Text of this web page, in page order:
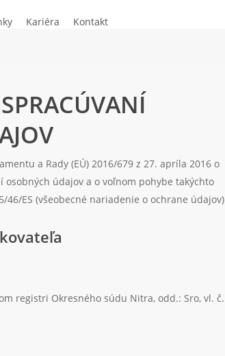
Kariéra Kontakt
a Rady (EÚ) 2016/679 z 27. apríla 2016 o
údajov a o voľnom pohybe takýchto
ES (všeobecné nariadenie o ochrane údajov)
registri Okresného súdu Nitra, odd.: Sro, vl. č.